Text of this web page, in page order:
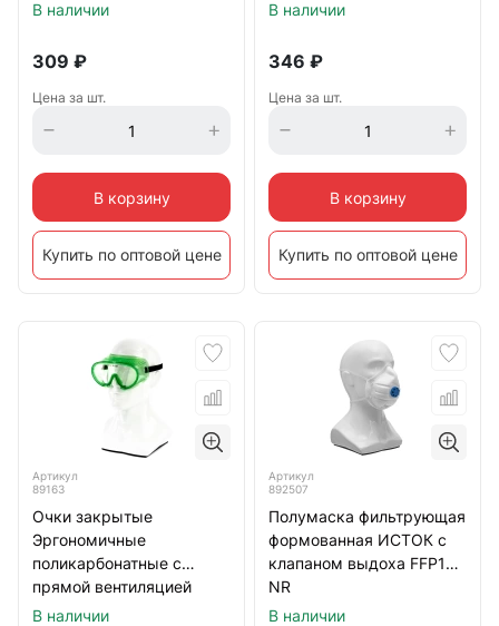
В наличии
309 ₽
Цена за шт.
В корзину
Купить по оптовой цене
В наличии
346 ₽
Цена за шт.
В корзину
Купить по оптовой цене
Артикул
89163
Очки закрытые
Эргономичные
поликарбонатные с
прямой вентиляцией
Сибртех
В наличии
Артикул
892507
Полумаска фильтрующая
формованная ИСТОК с
клапаном выдоха FFP1
NR
В наличии